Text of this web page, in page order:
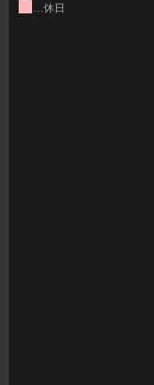
…休日